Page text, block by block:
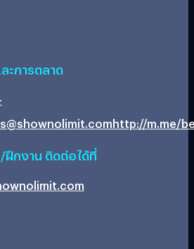
ะการตลาด
http://m.me/
ฝึกงาน ติดต่อได้ที่